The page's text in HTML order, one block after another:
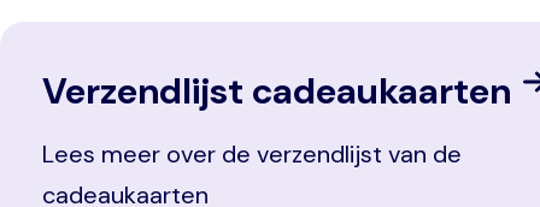
Verzendlijst cadeaukaarten
Lees meer over de verzendlijst van de
cadeaukaarten